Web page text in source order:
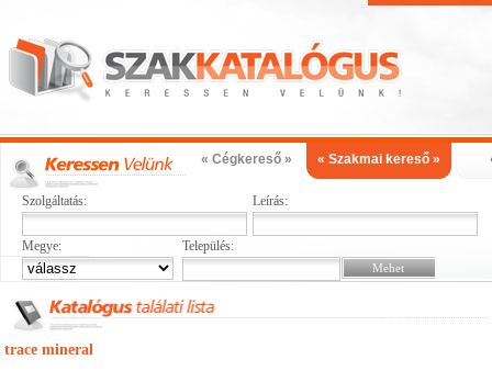
« Cégkereső » « Szakmai kereső »
Szolgáltatás: Leírás:
Megye: Település:
trace mineral